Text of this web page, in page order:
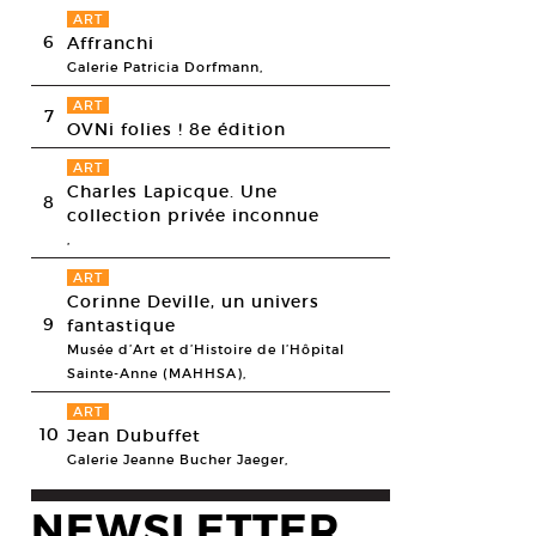
Panchounette, Boogie Woogie Toast Show, 1983. Grille-pain
gants de cuisine «Mondrian». 50 x 50 x 16 cm
6
ART
Affranchi
Galerie Patricia Dorfmann,
7 ART
OVNi folies ! 8e édition
8
ART
Charles Lapicque. Une
collection privée inconnue
,
9
ART
Corinne Deville, un univers
fantastique
Musée d’Art et d’Histoire de l’Hôpital
Sainte-Anne (MAHHSA),
10
ART
Jean Dubuffet
Galerie Jeanne Bucher Jaeger,